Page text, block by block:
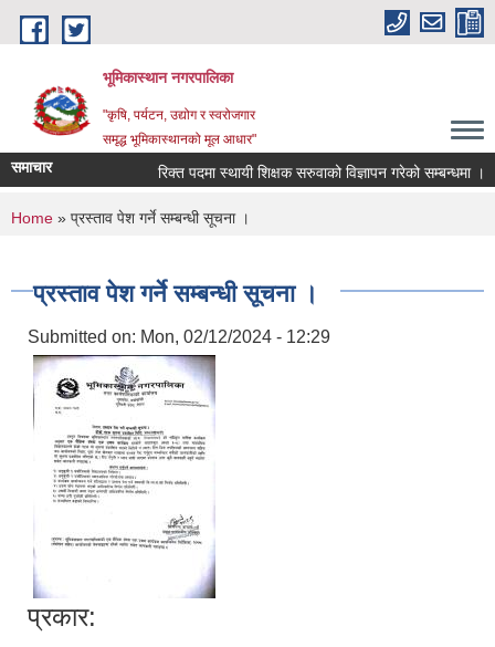
Skip to main content
भूमिकास्थान नगरपालिका
"कृषि, पर्यटन, उद्योग र स्वरोजगार
समृद्ध भूमिकास्थानको मूल आधार"
समाचार रिक्त पदमा स्थायी शिक्षक सरुवाको विज्ञापन गरेको सम्बन्धमा ।
You are here
Home » प्रस्ताव पेश गर्ने सम्बन्धी सूचना ।
प्रस्ताव पेश गर्ने सम्बन्धी सूचना ।
Submitted on: Mon, 02/12/2024 - 12:29
प्रकार: